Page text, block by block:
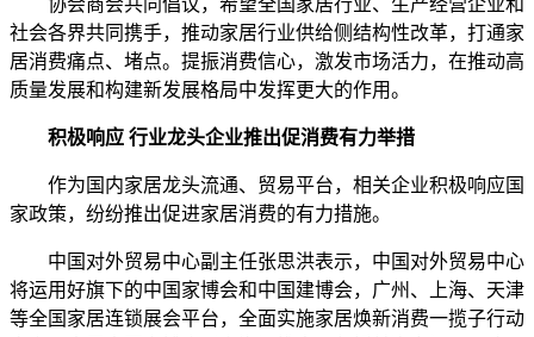
协会商会共同倡议，希望全国家居行业、生产经营企业和
社会各界共同携手，推动家居行业供给侧结构性改革，打通家
居消费痛点、堵点。提振消费信心，激发市场活力，在推动高
质量发展和构建新发展格局中发挥更大的作用。
积极响应 行业龙头企业推出促消费有力举措
作为国内家居龙头流通、贸易平台，相关企业积极响应国
家政策，纷纷推出促进家居消费的有力措施。
中国对外贸易中心副主任张思洪表示，中国对外贸易中心
将运用好旗下的中国家博会和中国建博会，广州、上海、天津
等全国家居连锁展会平台，全面实施家居焕新消费一揽子行动